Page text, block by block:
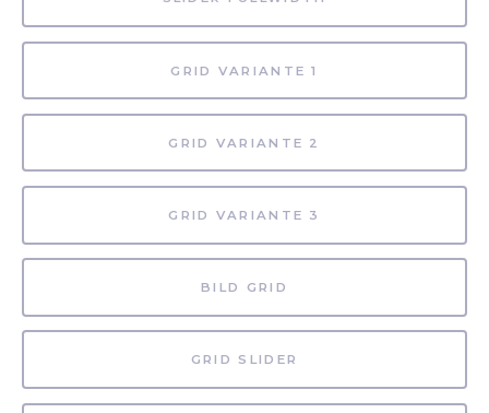
GRID VARIANTE 1
GRID VARIANTE 2
GRID VARIANTE 3
BILD GRID
GRID SLIDER